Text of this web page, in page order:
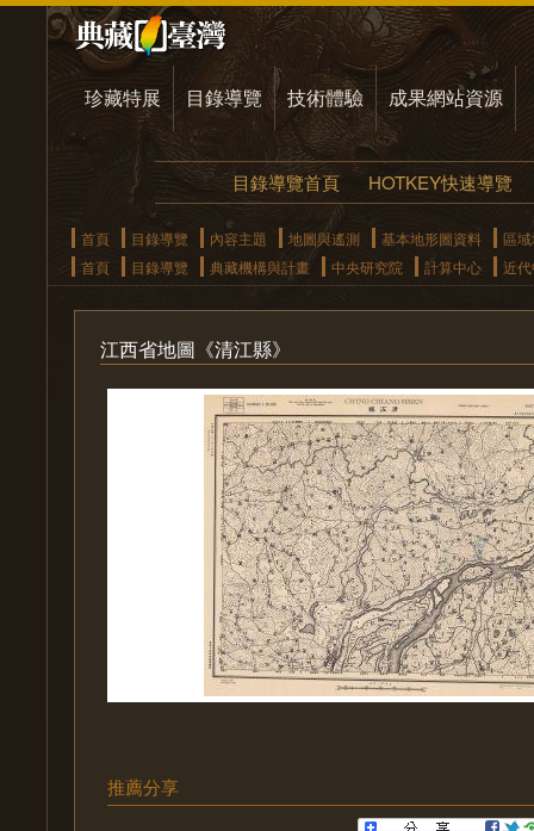
珍藏特展 目錄導覽 技術體驗 成果網站資源
目錄導覽首頁 HOTKEY快速導覽
首頁 目錄導覽 內容主題 地圖與遙測 基本地形圖資料
區
首頁
目錄導覽 典藏機構與計畫 中央研究院 計算中心 近
江西省地圖《清江縣》
推薦分享